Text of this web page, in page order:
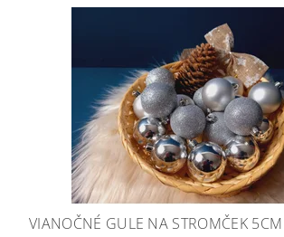
VIANOČNÉ GULE NA STROMČEK